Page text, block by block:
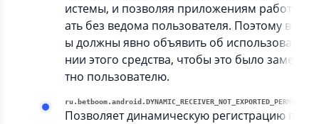
истемы, и позволяя приложениям работ
ать без ведома пользователя. Поэтому в
ы должны явно объявить об использова
нии этого средства, чтобы это было заме
тно пользователю.
ru.betboom.android.DYNAMIC_RECEIVER_NOT_EXPORTED_PERMISSION
Позволяет динамическую регистрацию прие